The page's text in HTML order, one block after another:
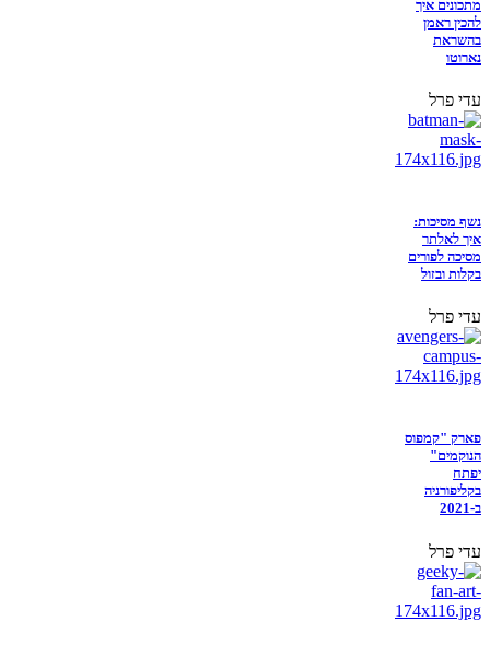
מתכונים איך
להכין ראמן
בהשראת
נארוטו
עדי פרל
נשף מסיכות:
איך לאלתר
מסיכה לפורים
בקלות ובזול
עדי פרל
פארק "קמפוס
הנוקמים"
יפתח
בקליפורניה
ב-2021
עדי פרל